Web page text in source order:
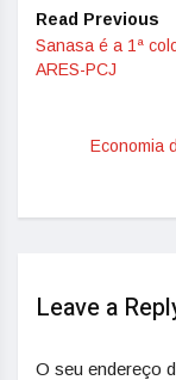
Read Previous
Sanasa é a 1ª
ARES-PCJ
Economia
Leave a
O seu endereço